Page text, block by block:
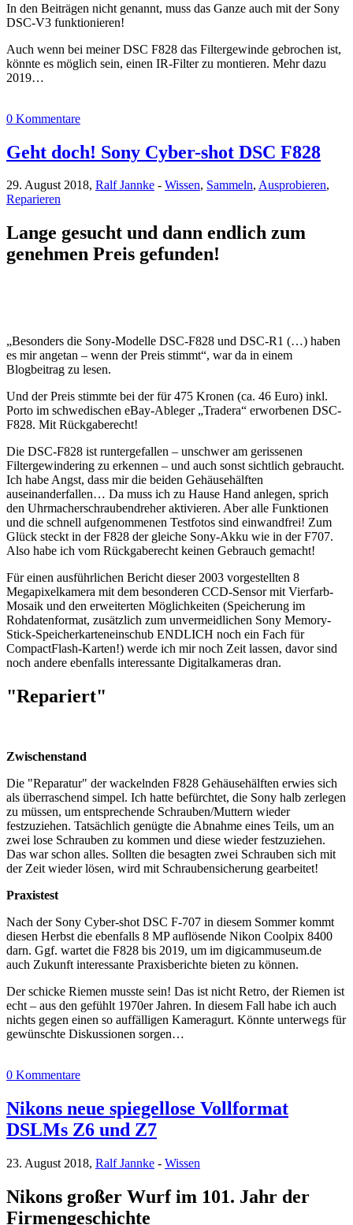
In den Beiträgen nicht genannt, muss das Ganze auch mit der Sony
DSC-V3 funktionieren!
Auch wenn bei meiner DSC F828 das Filtergewinde gebrochen ist,
könnte es möglich sein, einen IR-Filter zu montieren. Mehr dazu
2019…
0 Kommentare
Geht doch! Sony Cyber-shot DSC F828
29. August 2018, Ralf Jannke - Wissen, Sammeln, Ausprobieren,
Reparieren
Lange gesucht und dann endlich zum
genehmen Preis gefunden!
„Besonders die Sony-Modelle DSC-F828 und DSC-R1 (…) haben
es mir angetan – wenn der Preis stimmt“, war da in einem
Blogbeitrag zu lesen.
Und der Preis stimmte bei der für 475 Kronen (ca. 46 Euro) inkl.
Porto im schwedischen eBay-Ableger „Tradera“ erworbenen DSC-
F828. Mit Rückgaberecht!
Die DSC-F828 ist runtergefallen – unschwer am gerissenen
Filtergewindering zu erkennen – und auch sonst sichtlich gebraucht.
Ich habe Angst, dass mir die beiden Gehäusehälften
auseinanderfallen… Da muss ich zu Hause Hand anlegen, sprich
den Uhrmacherschraubendreher aktivieren. Aber alle Funktionen
und die schnell aufgenommenen Testfotos sind einwandfrei! Zum
Glück steckt in der F828 der gleiche Sony-Akku wie in der F707.
Also habe ich vom Rückgaberecht keinen Gebrauch gemacht!
Für einen ausführlichen Bericht dieser 2003 vorgestellten 8
Megapixelkamera mit dem besonderen CCD-Sensor mit Vierfarb-
Mosaik und den erweiterten Möglichkeiten (Speicherung im
Rohdatenformat, zusätzlich zum unvermeidlichen Sony Memory-
Stick-Speicherkarteneinschub ENDLICH noch ein Fach für
CompactFlash-Karten!) werde ich mir noch Zeit lassen, davor sind
noch andere ebenfalls interessante Digitalkameras dran.
"Repariert"
Zwischenstand
Die "Reparatur" der wackelnden F828 Gehäusehälften erwies sich
als überraschend simpel. Ich hatte befürchtet, die Sony halb zerlegen
zu müssen, um entsprechende Schrauben/Muttern wieder
festzuziehen. Tatsächlich genügte die Abnahme eines Teils, um an
zwei lose Schrauben zu kommen und diese wieder festzuziehen.
Das war schon alles. Sollten die besagten zwei Schrauben sich mit
der Zeit wieder lösen, wird mit Schraubensicherung gearbeitet!
Praxistest
Nach der Sony Cyber-shot DSC F-707 in diesem Sommer kommt
diesen Herbst die ebenfalls 8 MP auflösende Nikon Coolpix 8400
darn. Ggf. wartet die F828 bis 2019, um im digicammuseum.de
auch Zukunft interessante Praxisberichte bieten zu können.
Der schicke Riemen musste sein! Das ist nicht Retro, der Riemen ist
echt – aus den gefühlt 1970er Jahren. In diesem Fall habe ich auch
nichts gegen einen so auffälligen Kameragurt. Könnte unterwegs für
gewünschte Diskussionen sorgen…
0 Kommentare
Nikons neue spiegellose Vollformat
DSLMs Z6 und Z7
23. August 2018, Ralf Jannke - Wissen
Nikons großer Wurf im 101. Jahr der
Firmengeschichte